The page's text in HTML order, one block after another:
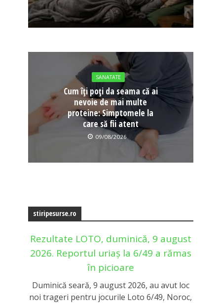
SANATATE
Cum îți poți da seama că ai
nevoie de mai multe
proteine: Simptomele la
care să fii atent
09/08/2026
stiripesurse.ro
Rezultate LOTO, duminică, 9 august
2026. Reportul uriaș la 6/49 a rămas
în picioare
Duminică seară, 9 august 2026, au avut loc
noi trageri pentru jocurile Loto 6/49, Noroc,